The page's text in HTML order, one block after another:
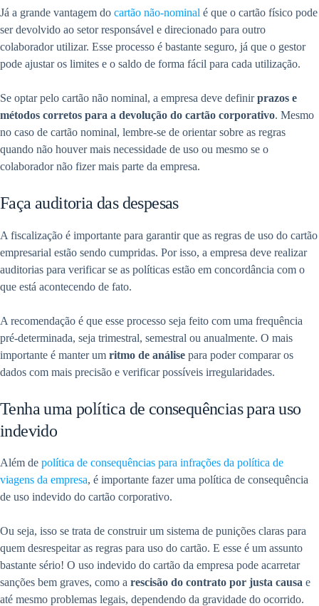
Já a grande vantagem do cartão não-nominal é que o cartão físico pode
ser devolvido ao setor responsável e direcionado para outro
colaborador utilizar. Esse processo é bastante seguro, já que o gestor
pode ajustar os limites e o saldo de forma fácil para cada utilização.
Se optar pelo cartão não nominal, a empresa deve definirprazos e
métodos corretos para a devolução do cartão corporativo. Mesmo
no caso de cartão nominal, lembre-se de orientar sobre as regras
quando não houver mais necessidade de uso ou mesmo se o
colaborador não fizer mais parte da empresa.
Faça auditoria das despesas
A fiscalização é importante para garantir que as regras de uso do cartão
empresarial estão sendo cumpridas. Por isso, a empresa deve realizar
auditorias para verificar se as políticas estão em concordância com o
que está acontecendo de fato.
A recomendação é que esse processo seja feito com uma frequência
pré-determinada, seja trimestral, semestral ou anualmente. O mais
importante é manter um ritmo de análise para poder comparar os
dados com mais precisão e verificar possíveis irregularidades.
Tenha uma política de consequências para uso
indevido
Além de política de consequências para infrações da política de
viagens da empresa, é importante fazer uma política de consequência
de uso indevido do cartão corporativo.
Ou seja, isso se trata de construir um sistema de punições claras para
quem desrespeitar as regras para uso do cartão. E esse é um assunto
bastante sério! O uso indevido do cartão da empresa pode acarretar
sanções bem graves, como a rescisão do contrato por justa causa e
até mesmo problemas legais, dependendo da gravidade do ocorrido.